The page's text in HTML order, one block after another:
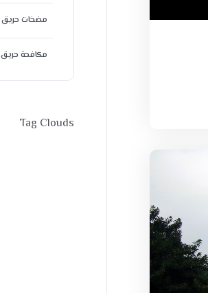
مضخات حريق
مكافحة حريق
Tag Clouds